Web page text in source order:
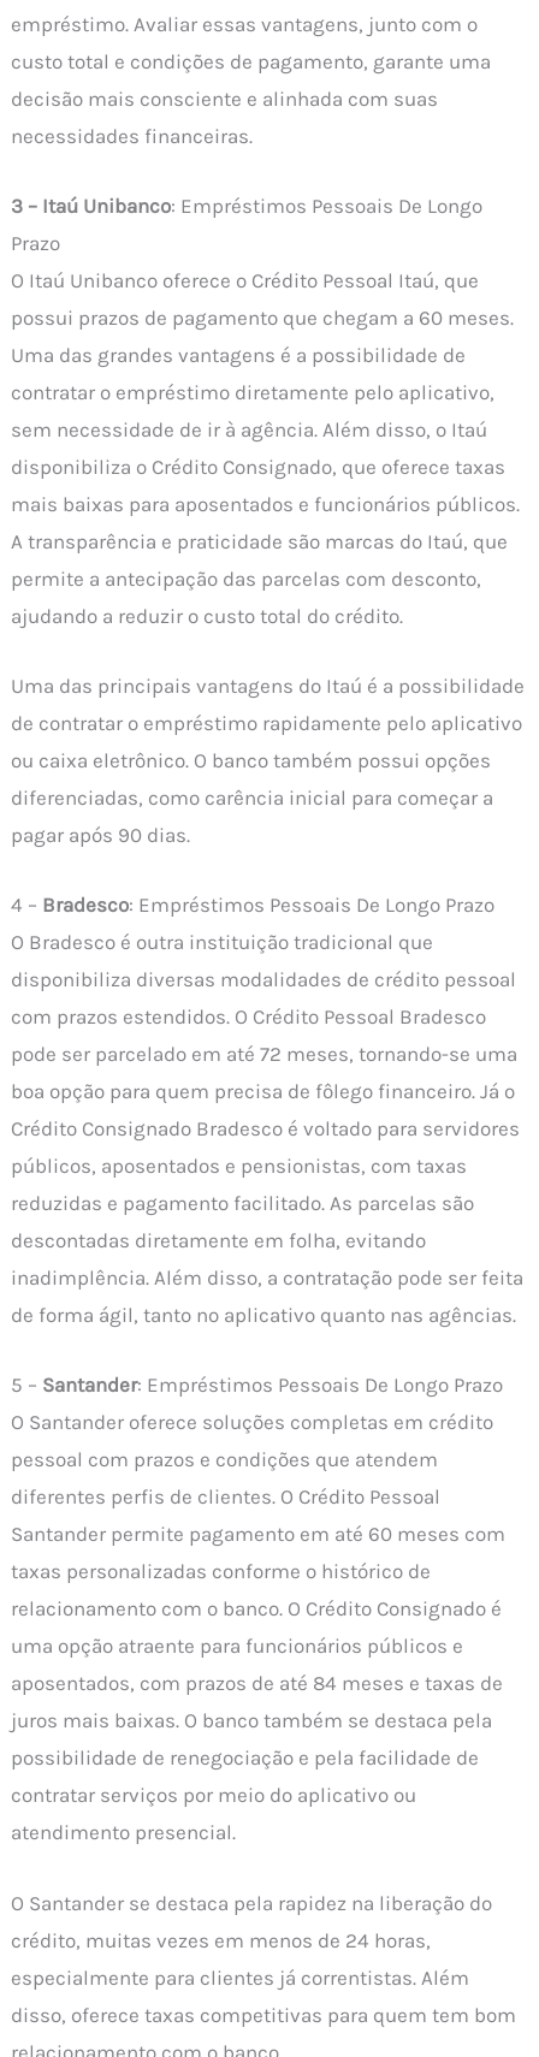
empréstimo. Avaliar essas vantagens, junto com o
custo total e condições de pagamento, garante uma
decisão mais consciente e alinhada com suas
necessidades financeiras.
3 – Itaú Unibanco: Empréstimos Pessoais De Longo
Prazo
O Itaú Unibanco oferece o Crédito Pessoal Itaú, que
possui prazos de pagamento que chegam a 60 meses.
Uma das grandes vantagens é a possibilidade de
contratar o empréstimo diretamente pelo aplicativo,
sem necessidade de ir à agência. Além disso, o Itaú
disponibiliza o Crédito Consignado, que oferece taxas
mais baixas para aposentados e funcionários públicos.
A transparência e praticidade são marcas do Itaú, que
permite a antecipação das parcelas com desconto,
ajudando a reduzir o custo total do crédito.
Uma das principais vantagens do Itaú é a possibilidade
de contratar o empréstimo rapidamente pelo aplicativo
ou caixa eletrônico. O banco também possui opções
diferenciadas, como carência inicial para começar a
pagar após 90 dias.
4 – Bradesco: Empréstimos Pessoais De Longo Prazo
O Bradesco é outra instituição tradicional que
disponibiliza diversas modalidades de crédito pessoal
com prazos estendidos. O Crédito Pessoal Bradesco
pode ser parcelado em até 72 meses, tornando-se uma
boa opção para quem precisa de fôlego financeiro. Já o
Crédito Consignado Bradesco é voltado para servidores
públicos, aposentados e pensionistas, com taxas
reduzidas e pagamento facilitado. As parcelas são
descontadas diretamente em folha, evitando
inadimplência. Além disso, a contratação pode ser feita
de forma ágil, tanto no aplicativo quanto nas agências.
5 – Santander: Empréstimos Pessoais De Longo Prazo
O Santander oferece soluções completas em crédito
pessoal com prazos e condições que atendem
diferentes perfis de clientes. O Crédito Pessoal
Santander permite pagamento em até 60 meses com
taxas personalizadas conforme o histórico de
relacionamento com o banco. O Crédito Consignado é
uma opção atraente para funcionários públicos e
aposentados, com prazos de até 84 meses e taxas de
juros mais baixas. O banco também se destaca pela
possibilidade de renegociação e pela facilidade de
contratar serviços por meio do aplicativo ou
atendimento presencial.
O Santander se destaca pela rapidez na liberação do
crédito, muitas vezes em menos de 24 horas,
especialmente para clientes já correntistas. Além
disso, oferece taxas competitivas para quem tem bom
relacionamento com o banco.